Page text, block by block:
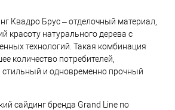
Квадро Брус – отделочный материал,
красоту натурального дерева с
технологий. Такая комбинация
количество потребителей,
стильный и одновременно прочный
сайдинг бренда Grand Line по